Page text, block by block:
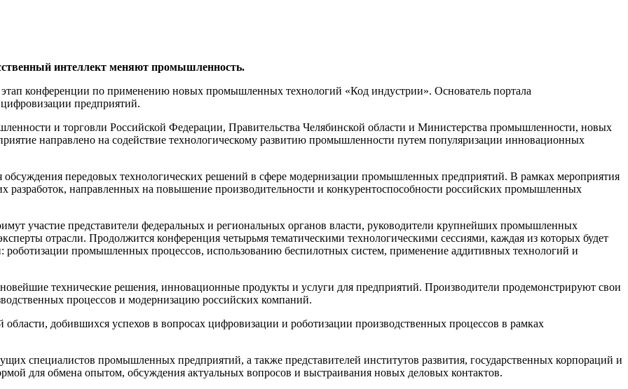
интеллект меняют промышленность.
конференции по применению новых промышленных технологий «Код индустрии». Основатель портала
предприятий.
и торговли Российской Федерации, Правительства Челябинской области и Министерства промышленности, новых
направлено на содействие технологическому развитию промышленности путем популяризации инновационных
передовых технологических решений в сфере модернизации промышленных предприятий. В рамках мероприятия
разработок, направленных на повышение производительности и конкурентоспособности российских промышленных
участие представители федеральных и региональных органов власти, руководители крупнейших промышленных
отрасли. Продолжится конференция четырьмя тематическими технологическими сессиями, каждая из которых будет
промышленных процессов, использованию беспилотных систем, применение аддитивных технологий и
технические решения, инновационные продукты и услуги для предприятий. Производители продемонстрируют свои
процессов и модернизацию российских компаний.
добившихся успехов в вопросах цифровизации и роботизации производственных процессов в рамках
специалистов промышленных предприятий, а также представителей институтов развития, государственных корпораций и
для обмена опытом, обсуждения актуальных вопросов и выстраивания новых деловых контактов.